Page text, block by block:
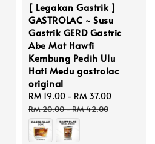
[ Legakan Gastrik ]
GASTROLAC ~ Susu
Gastrik GERD Gastric
Abe Mat Hawfi
Kembung Pedih Ulu
Hati Medu gastrolac
original
Sale
price
RM 19.00 - RM 37.00
RM 20.00-RM 42.00